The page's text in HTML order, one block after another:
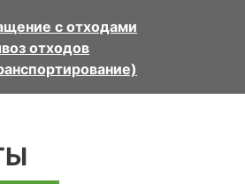
с отходами
отходов